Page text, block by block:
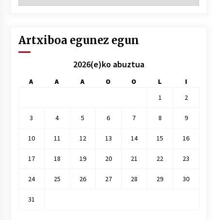
Artxiboa egunez egun
2026(e)ko abuztua
A A A O O L
I
1
2
3 4 5 6 7 8 9
10 11 12 13 14 15 16
17 18 19 20 21 22 23
24 25 26 27 28 29 30
31